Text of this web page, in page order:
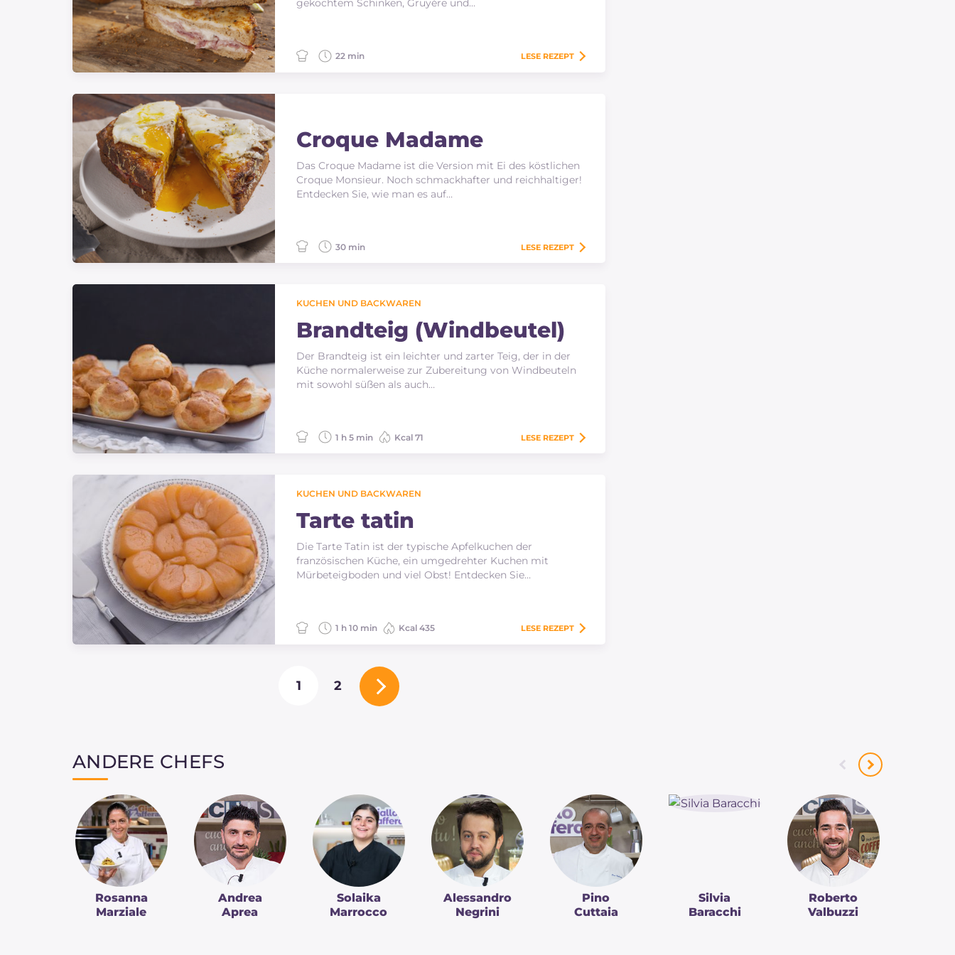
gekochtem Schinken, Gruyère und…
22 min LESE REZEPT
Croque Madame
Das Croque Madame ist die Version mit Ei des köstlichen
Croque Monsieur. Noch schmackhafter und reichhaltiger!
Entdecken Sie, wie man es auf…
30 min LESE REZEPT
KUCHEN UND BACKWAREN
Brandteig (Windbeutel)
Der Brandteig ist ein leichter und zarter Teig, der in der
Küche normalerweise zur Zubereitung von Windbeuteln
mit sowohl süßen als auch…
1 h 5 min Kcal 71 LESE REZEPT
KUCHEN UND BACKWAREN
Tarte tatin
Die Tarte Tatin ist der typische Apfelkuchen der
französischen Küche, ein umgedrehter Kuchen mit
Mürbeteigboden und viel Obst! Entdecken Sie…
1 h 10 min Kcal 435 LESE REZEPT
1 2
ANDERE CHEFS
Rosanna
Marziale
Andrea
Aprea
Solaika
Marrocco
Alessandro
Negrini
Pino
Cuttaia
Silvia
Baracchi
Roberto
Valbuzzi